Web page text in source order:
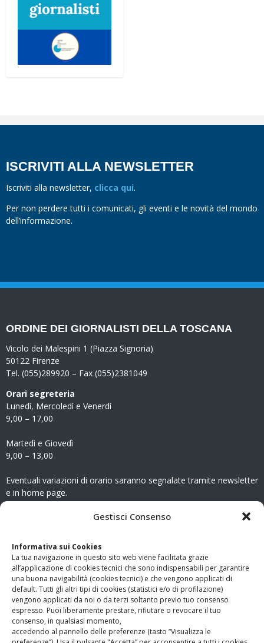
Gestisci Consenso
Informativa sui Cookies
La tua navigazione in questo sito web viene facilitata grazie
all’applicazione di cookies tecnici che sono indispensabili per garantire
una buona navigabilità (cookies tecnici) e che vengono applicati di
default. Tutti gli altri tipi di cookies (statistici e/o di profilazione)
vengono applicati da noi o da terzi soltanto previo tuo consenso
espresso. Puoi liberamente prestare, rifiutare o revocare il tuo
consenso, in qualsiasi momento,
accedendo al pannello delle preferenze (tasto “Visualizza le
ISCRIVITI ALLA NEWSLETTER
Iscriviti alla newsletter, clicca qui.
Per non perdere tutti i comunicati, gli eventi e le novità del mondo
dell’informazione.
ORDINE DEI GIORNALISTI DELLA TOSCANA
Vicolo dei Malespini 1 (Piazza Signoria)
50122 Firenze
Tel. (055)289920 – Fax (055)2381049
Orari segreteria
Lunedì, Mercoledì e Venerdì
9,00 – 17,00
Martedì e Giovedì
9,00 – 13,00
Eventuali variazioni di orario saranno segnalate tramite newsletter
e in home page.
www.odg.toscana.it – testata registrata presso il Tribunale di
Firenze al nr. 5208 dell’ 08.10.2002. Direttore responsabile:
Giampaolo Marchini – C.F. 80005790482
LINK UTILI
PagoPA